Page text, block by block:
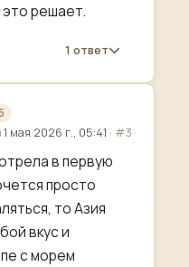
решает.
1 ответ
1 мая 2026 г., 05:41 · #3
в первую
просто
то Азия
вкус и
с морем